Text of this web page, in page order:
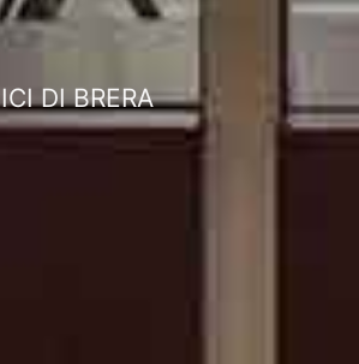
DI BRERA